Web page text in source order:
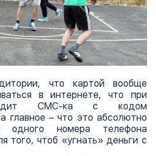
что картой вообще
в интернете, что при
СМС-ка с кодом
главное – что это абсолютно
одного номера телефона
того, чтоб «угнать» деньги с